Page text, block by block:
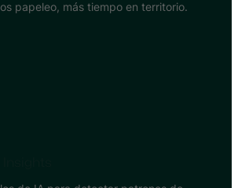
papeleo, más tiempo en territorio.